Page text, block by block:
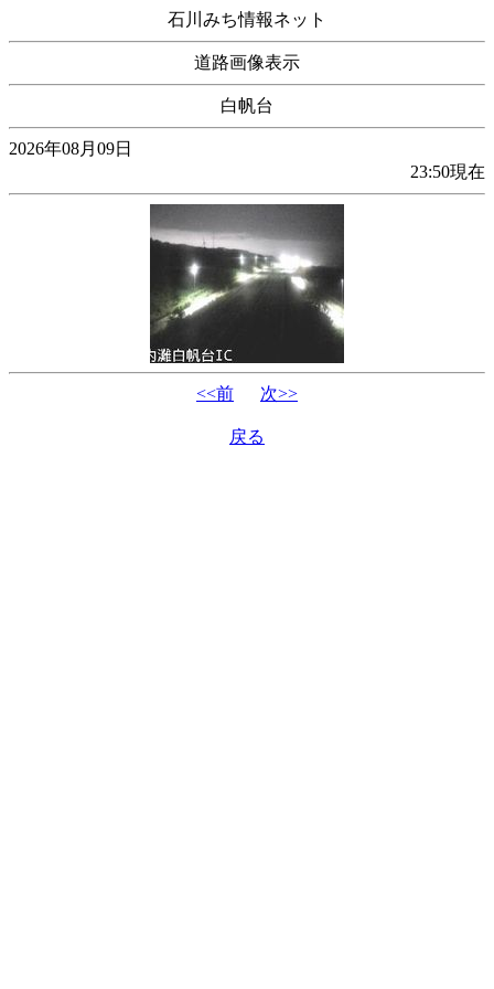
石川みち情報ネット
道路画像表示
白帆台
2026年08月09日
23:50現在
<<前 次>>
戻る